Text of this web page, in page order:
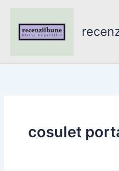
content
cosulet